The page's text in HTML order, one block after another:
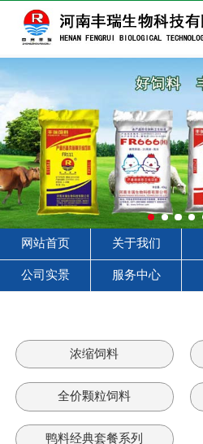
网站首页 关于我们
公司实景 服务中心
浓缩饲料
全价颗粒饲料
鸭料经典套餐系列